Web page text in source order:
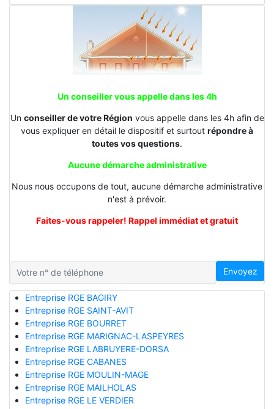
Un conseiller vous appelle dans les 4h
Un conseiller de votre Région vous appelle dans les 4h afin de
vous expliquer en détail le dispositif et surtout répondre à
toutes vos questions.
Aucune démarche administrative
Nous nous occupons de tout, aucune démarche administrative
n'est à prévoir.
Faites-vous rappeler! Rappel immédiat et gratuit
Envoyez
Entreprise RGE BAGIRY
Entreprise RGE SAINT-AVIT
Entreprise RGE BOURRET
Entreprise RGE MARIGNAC-LASPEYRES
Entreprise RGE LABRUYERE-DORSA
Entreprise RGE CABANES
Entreprise RGE MOULIN-MAGE
Entreprise RGE MAILHOLAS
Entreprise RGE LE VERDIER